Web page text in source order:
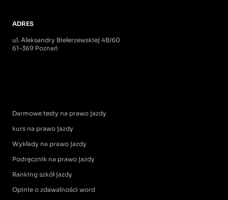
ADRES
ul. Aleksandry Bielerzewskiej 4B/60
61-369 Poznań
Darmowe testy na prawo jazdy
kurs na prawo jazdy
Wykłady na prawo jazdy
Podręcznik na prawo jazdy
Ranking szkół jazdy
Opinie o zdawalności word